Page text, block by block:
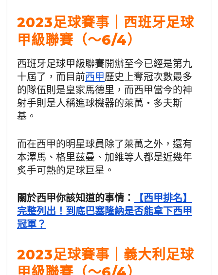
2023足球賽事｜西班牙足球
甲級聯賽（～6/4）
西班牙足球甲級聯賽開辦至今已經是第九
十屆了，而目前西甲歷史上奪冠次數最多
的隊伍則是皇家馬德里，而西甲當今的神
射手則是人稱進球機器的萊萬‧多夫斯
基。
而在西甲的明星球員除了萊萬之外，還有
本澤馬、格里茲曼、加維等人都是近幾年
炙手可熱的足球巨星。
關於西甲你該知道的事情：
【西甲排名】
完整列出！到底巴塞隆納是否能拿下西甲
冠軍？
2023足球賽事｜義大利足球